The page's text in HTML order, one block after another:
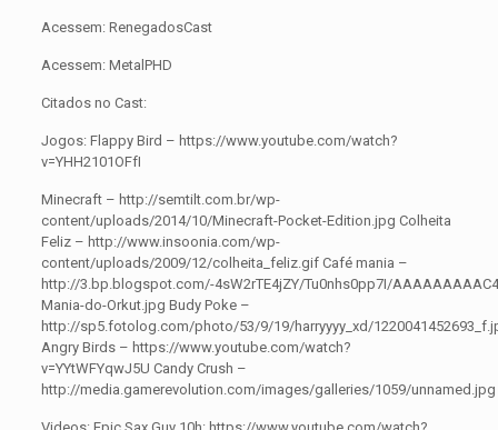
Acessem: RenegadosCast
Acessem: MetalPHD
Citados no Cast:
Jogos: Flappy Bird – https://www.youtube.com/watch?
v=YHH2101OFfI
Minecraft – http://semtilt.com.br/wp-
content/uploads/2014/10/Minecraft-Pocket-Edition.jpg Colheita
Feliz – http://www.insoonia.com/wp-
content/uploads/2009/12/colheita_feliz.gif Café mania –
http://3.bp.blogspot.com/-4sW2rTE4jZY/Tu0nhs0pp7I/
Mania-do-Orkut.jpg Budy Poke –
http://sp5.fotolog.com/photo/53/9/19/harryyyy_xd/
Angry Birds – https://www.youtube.com/watch?
v=YYtWFYqwJ5U Candy Crush –
http://media.gamerevolution.com/images/galleries/1059/unnamed.jpg